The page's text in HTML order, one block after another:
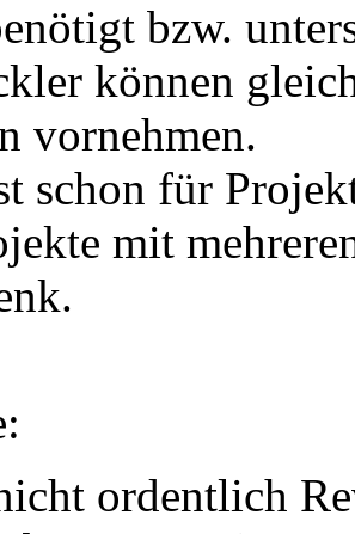
bzw.
können
vornehmen.
schon für
mit
ordentlich